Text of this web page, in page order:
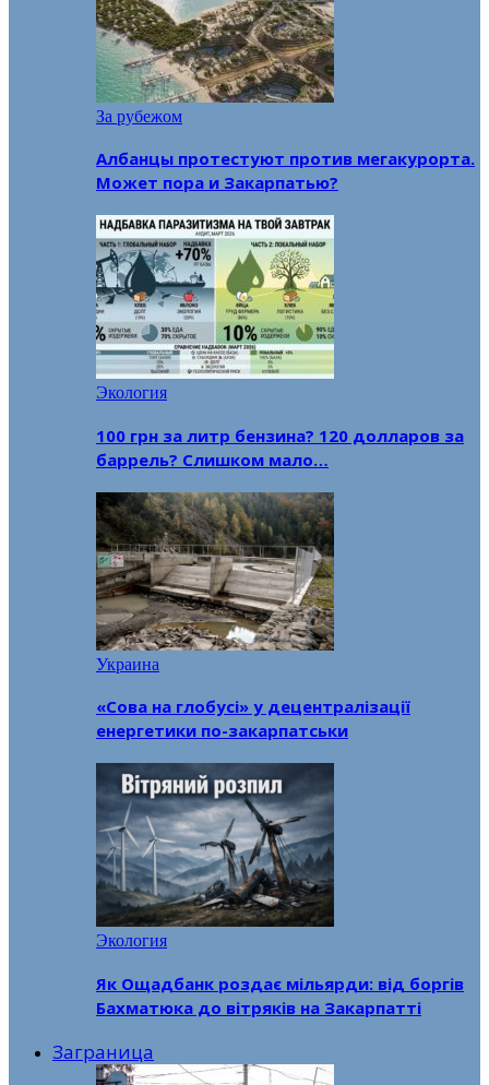
За рубежом
Албанцы протестуют против мегакурорта.
Может пора и Закарпатью?
Экология
100 грн за литр бензина? 120 долларов за
баррель? Слишком мало…
Украина
«Сова на глобусі» у децентралізації
енергетики по-закарпатськи
Экология
Як Ощадбанк роздає мільярди: від боргів
Бахматюка до вітряків на Закарпатті
Заграница